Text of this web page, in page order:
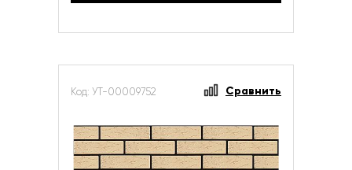
Код: УТ-00009752 Сравнить